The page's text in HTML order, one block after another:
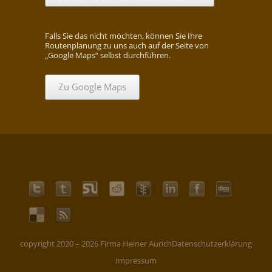
Falls Sie das nicht möchten, können Sie Ihre
Routenplanung zu uns auch auf der Seite von
„Google Maps“ selbst durchführen.
Zu Google Maps
copyright 2020 – 2026 Firma Heiner AurichDatenschutzerklärung
Impressum